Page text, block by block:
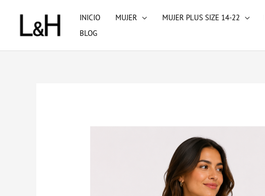
contenido
INICIO MUJER MUJER PLUS SIZE 14-22
BLOG